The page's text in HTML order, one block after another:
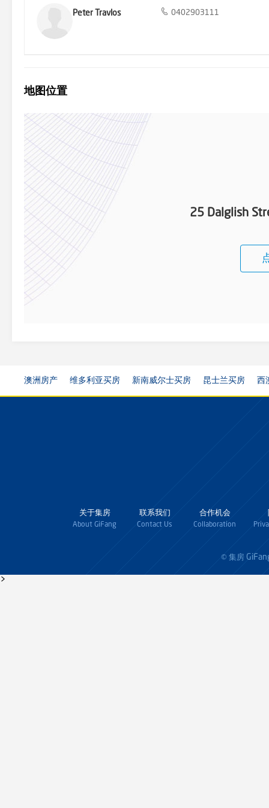
Peter Travlos 0402903111
地图位置
25 Dalglish
澳洲房产 维多利亚买房 新南威尔士买房 昆士兰买房 西
关于集房
About GiFang
联系我们
Contact Us
合作机会
Collaboration
© 集房
>